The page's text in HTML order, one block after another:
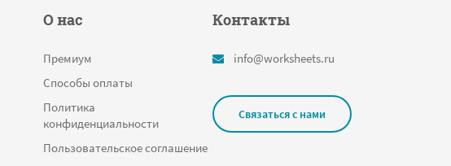
О нас
Премиум
Способы оплаты
Политика
конфиденциальности
Пользовательское соглашение
Контакты
info@worksheets.ru
Связаться с нами